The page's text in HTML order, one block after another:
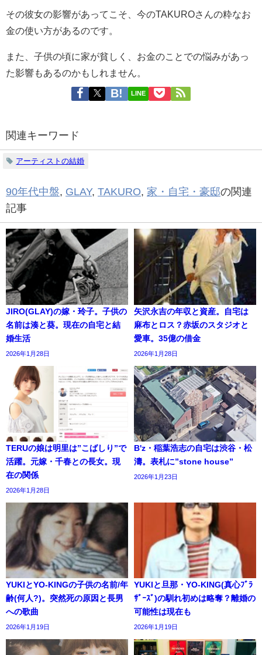
その彼女の影響があってこそ、今のTAKUROさんの粋なお
金の使い方があるのです。
また、子供の頃に家が貧しく、お金のことでの悩みがあっ
た影響もあるのかもしれません。
LINE
関連キーワード
アーティストの結婚
90年代中盤, GLAY, TAKURO, 家・自宅・豪邸の関連
記事
JIRO(GLAY)の嫁・玲子。子供の
名前は湊と葵。現在の自宅と結
婚生活
2026年1月28日
矢沢永吉の年収と資産。自宅は
麻布とロス？赤坂のスタジオと
愛車。35億の借金
2026年1月28日
TERUの娘は明里は”こばしり”で
活躍。元嫁・千春との長女。現
在の関係
2026年1月28日
B'z・稲葉浩志の自宅は渋谷・松
濤。表札に”stone house”
2026年1月23日
YUKIとYO-KINGの子供の名前/年
齢(何人?)。突然死の原因と長男
への歌曲
2026年1月19日
YUKIと旦那・YO-KING(真心ﾌﾞﾗ
ｻﾞｰｽﾞ)の馴れ初めは略奪？離婚の
可能性は現在も
2026年1月19日